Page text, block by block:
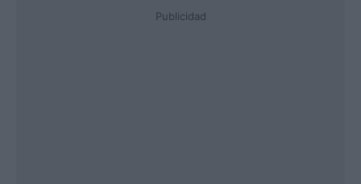
Publicidad